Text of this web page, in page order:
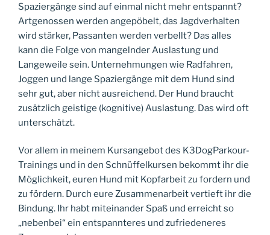
Spaziergänge sind auf einmal nicht mehr entspannt?
Artgenossen werden angepöbelt, das Jagdverhalten
wird stärker, Passanten werden verbellt? Das alles
kann die Folge von mangelnder Auslastung und
Langeweile sein. Unternehmungen wie Radfahren,
Joggen und lange Spaziergänge mit dem Hund sind
sehr gut, aber nicht ausreichend. Der Hund braucht
zusätzlich geistige (kognitive) Auslastung. Das wird oft
unterschätzt.
Vor allem in meinem Kursangebot des K3DogParkour-
Trainings und in den Schnüffelkursen bekommt ihr die
Möglichkeit, euren Hund mit Kopfarbeit zu fordern und
zu fördern. Durch eure Zusammenarbeit vertieft ihr die
Bindung. Ihr habt miteinander Spaß und erreicht so
„nebenbei“ ein entspannteres und zufriedeneres